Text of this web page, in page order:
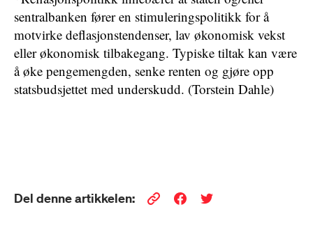
sentralbanken fører en stimuleringspolitikk for å
motvirke deflasjonstendenser, lav økonomisk vekst
eller økonomisk tilbakegang. Typiske tiltak kan være
å øke pengemengden, senke renten og gjøre opp
statsbudsjettet med underskudd. (Torstein Dahle)
Del denne artikkelen: